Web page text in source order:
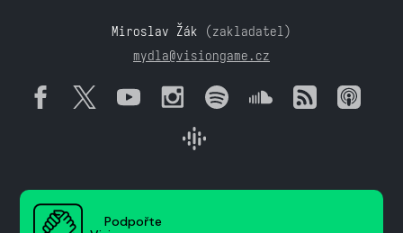
Miroslav Žák (zakladatel)
mydla@visiongame.cz
Podpořte